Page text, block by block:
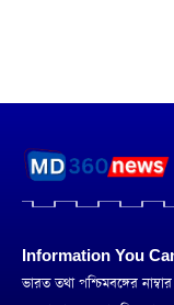
Information You
ভারত তথা পশ্চিমবঙ্গের